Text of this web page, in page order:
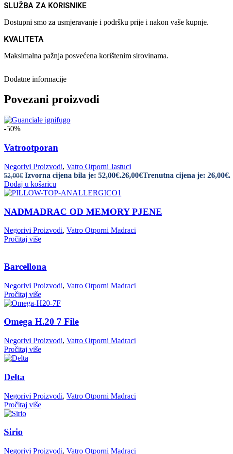
SLUŽBA ZA KORISNIKE
Dostupni smo za usmjeravanje i podršku prije i nakon vaše kupnje.
KVALITETA
Maksimalna pažnja posvećena korištenim sirovinama.
Dodatne informacije
Povezani proizvodi
-50%
Vatrootporan
Negorivi Proizvodi, Vatro Otporni Jastuci
52,00€ Izvorna cijena bila je: 52,00€.26,00€Trenutna cijena je: 26,00€.
Dodaj u košaricu
NADMADRAC OD MEMORY PJENE
Negorivi Proizvodi, Vatro Otporni Madraci
Pročitaj više
Barcellona
Negorivi Proizvodi, Vatro Otporni Madraci
Pročitaj više
Omega H.20 7 File
Negorivi Proizvodi, Vatro Otporni Madraci
Pročitaj više
Delta
Negorivi Proizvodi, Vatro Otporni Madraci
Pročitaj više
Sirio
Negorivi Proizvodi, Vatro Otporni Madraci